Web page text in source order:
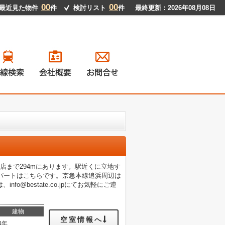
近見た物件 00件 検討リスト 00件 最終更新：2026年08月08日
まで294mにあります。駅近くに立地す
トはこちらです。京急本線追浜周辺は
info@bestate.co.jpにてお気軽にご連
建物
年
空室情報へ